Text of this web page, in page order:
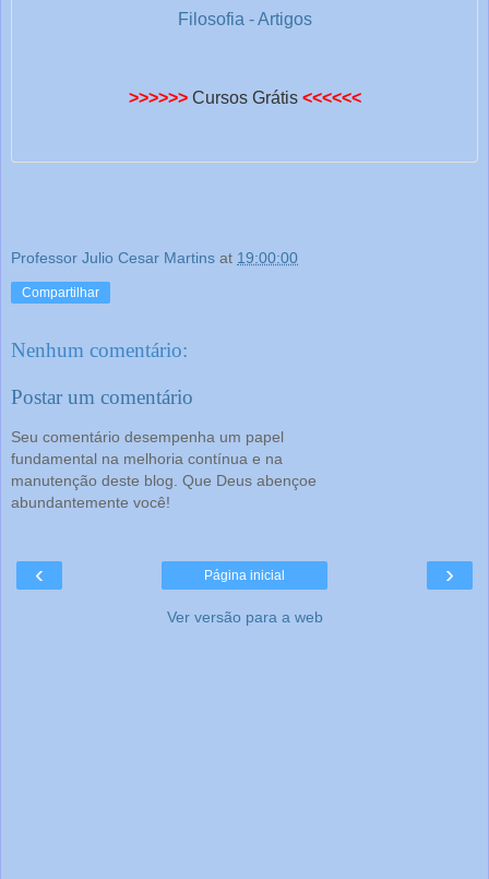
Filosofia - Artigos
>>>>>> Cursos Grátis <<<<<<
Professor Julio Cesar Martins at 19:00:00
Compartilhar
Nenhum comentário:
Postar um comentário
Seu comentário desempenha um papel
fundamental na melhoria contínua e na
manutenção deste blog. Que Deus abençoe
abundantemente você!
‹ ›
Página inicial
Ver versão para a web